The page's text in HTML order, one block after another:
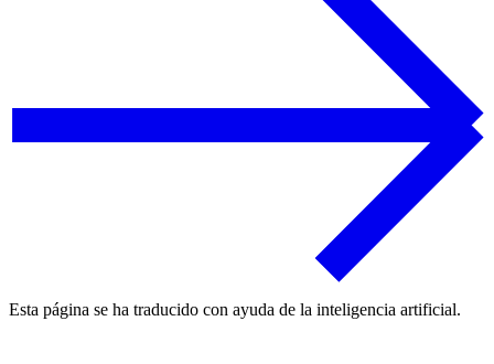
Esta página se ha traducido con ayuda de la inteligencia artificial.